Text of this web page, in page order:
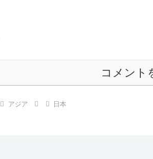
コメント
アジア 日本